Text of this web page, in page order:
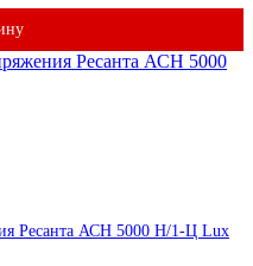
Ресанта АСН 5000 Н/1-Ц Lux